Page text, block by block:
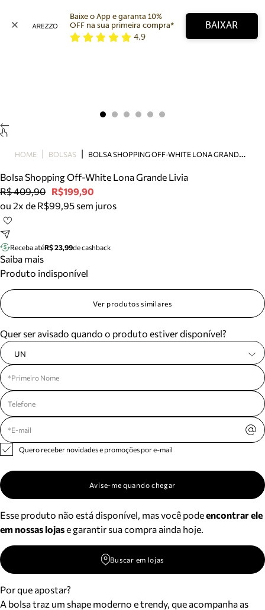
Bolsa
Tamanco
Tênis
Mule
Tire dúvidas sobre pedidos, devoluções e mais.
Meus pedidos
Acompanhe seus pedidos e solicite devoluções.
Baixe o App e garanta 10%
OFF na sua primeira compra*
4,9
BAIXAR
HOME BOLSAS B
OLSA SHOPPING OFF-WHITE LONA GRANDE LIVIA
Bolsa Shopping Off-White Lona Grande Livia
R$ 409,90 R$199,90
ou 2x de R$99,95 sem juros
Receba atéR$ 23,99de cashback
Saiba mais
Produto indisponível
Ver produtos similares
Quer ser avisado quando o produto estiver disponível?
UN
Quero receber novidades e promoções por e-mail
Avise-me quando chegar
Esse produto não está disponível, mas você podeencontrar ele
em nossas lojase garantir sua compra ainda hoje.
Buscar em lojas
Por que apostar?
A bolsa traz um shape moderno e trendy, que acompanha as